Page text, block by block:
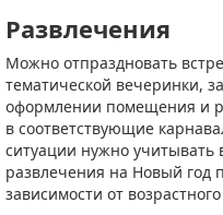
Развлечения
Можно отпраздновать
тематической вечеринки,
оформлении помещения и
в соответствующие
ситуации нужно
развлечения на Новый год
зависимости от